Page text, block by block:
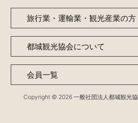
旅行業・運輸業・観光産業の方
都城観光協会について
会員一覧
Copyright © 2026 一般社団法人都城観光